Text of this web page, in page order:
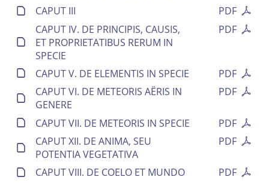
PDF
CAPUT III
PDF
CAPUT IV. DE PRINCIPIS, CAUSIS,
ET PROPRIETATIBUS RERUM IN
SPECIE
PDF
CAPUT V. DE ELEMENTIS IN SPECIE
PDF
CAPUT VI. DE METEORIS AËRIS IN
GENERE
PDF
CAPUT VII. DE METEORIS IN SPECIE
PDF
CAPUT XII. DE ANIMA, SEU
POTENTIA VEGETATIVA
PDF
CAPUT VIII. DE COELO ET MUNDO